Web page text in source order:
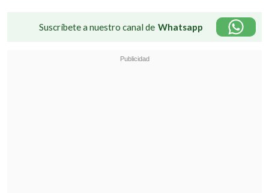
Suscríbete a nuestro canal de Whatsapp